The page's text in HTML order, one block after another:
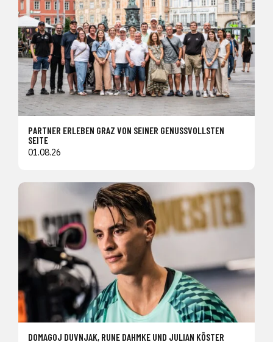
PARTNER ERLEBEN GRAZ VON SEINER GENUSSVOLLSTEN
SEITE
01.08.26
DOMAGOJ DUVNJAK, RUNE DAHMKE UND JULIAN KÖSTER